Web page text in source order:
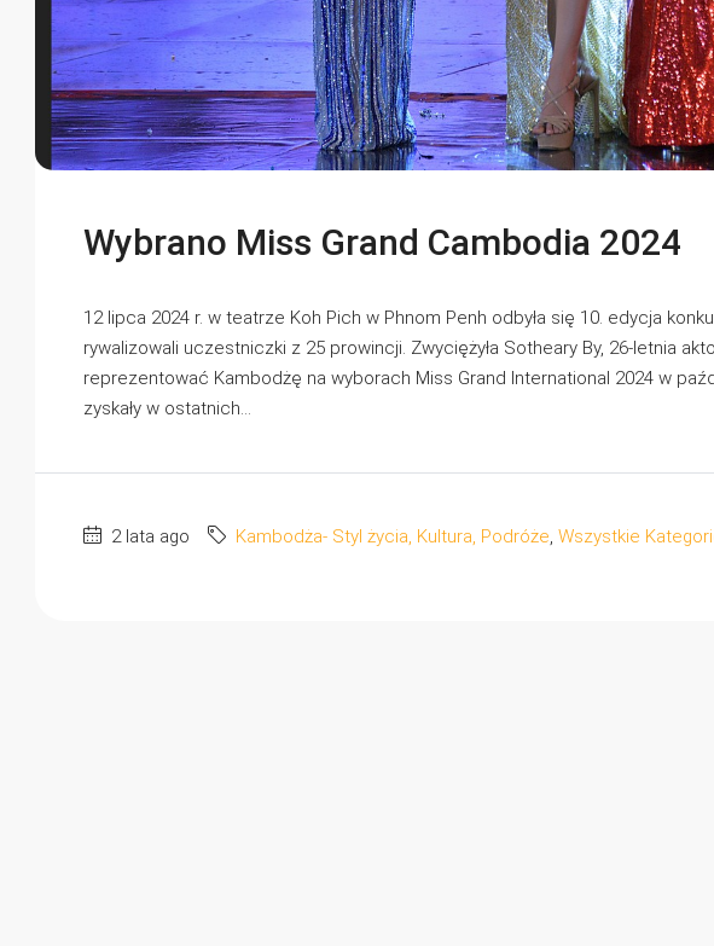
Wybrano Miss Grand Cambodia 2024
12 lipca 2024 r. w teatrze Koh Pich w Phnom Penh odbyła się 10. edycja
rywalizowali uczestniczki z 25 prowincji. Zwyciężyła Sotheary By, 26-letnia
reprezentować Kambodżę na wyborach Miss Grand International 2024 w
zyskały w ostatnich...
2 lata ago Kambodża- Styl życia, Kultura, Podróże, Wszystkie